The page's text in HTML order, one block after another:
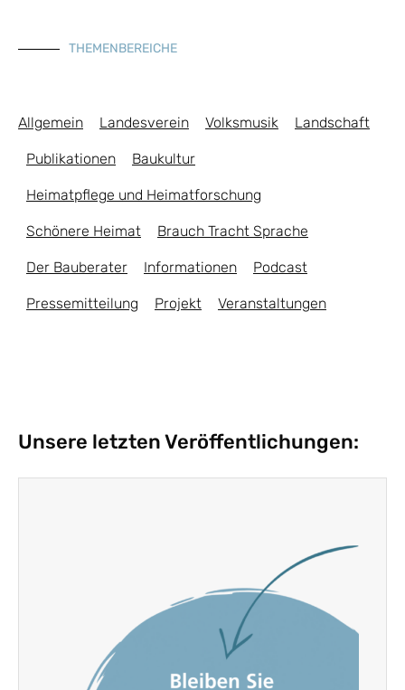
THEMENBEREICHE
Allgemein Landesverein Volksmusik Landschaft
Publikationen Baukultur
Heimatpflege und Heimatforschung
Schönere Heimat Brauch Tracht Sprache
Der Bauberater Informationen Podcast
Pressemitteilung Projekt Veranstaltungen
Unsere letzten Veröffentlichungen: